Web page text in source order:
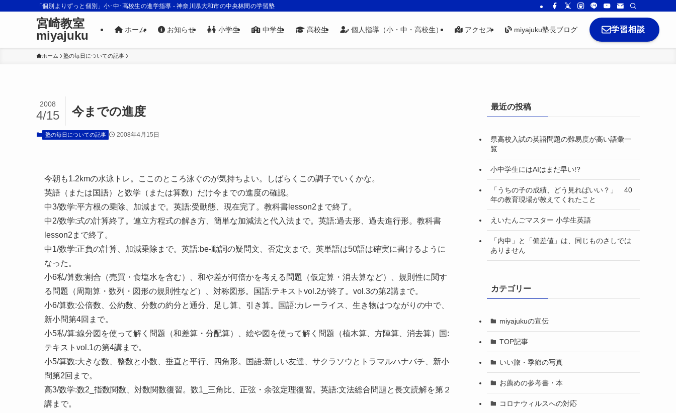
「個別よりずっと個別」小･中･高校生の進学指導 - 神奈川県大和市の中央林間の学習塾
宮崎教室
miyajuku
ホーム お知らせ 小学生 中学生 高校生 個人指導（小・中・高校生） アクセス miyajuku塾長ブログ 学習相談
ホーム 塾の毎日についての記事
今までの進度
2008
4/15
塾の毎日についての記事 2008年4月15日
今朝も1.2kmの水泳トレ。ここのところ泳ぐのが気持ちよい。しばらくこの調子でいくかな。
英語（または国語）と数学（または算数）だけ今までの進度の確認。
中3/数学:平方根の乗除、加減まで。英語:受動態、現在完了。教科書lesson2まで終了。
中2/数学:式の計算終了。連立方程式の解き方、簡単な加減法と代入法まで。英語:過去形、過去進行形。教科書
lesson2まで終了。
中1/数学:正負の計算、加減乗除まで。英語:be-動詞の疑問文、否定文まで。英単語は50語は確実に書けるように
なった。
小6私/算数:割合（売買・食塩水を含む）、和や差が何倍かを考える問題（仮定算・消去算など）、規則性に関す
る問題（周期算・数列・図形の規則性など）、対称図形。国語:テキストvol.2が終了。vol.3の第2講まで。
小6/算数:公倍数、公約数、分数の約分と通分、足し算、引き算。国語:カレーライス、生き物はつながりの中で、
新小問第4回まで。
小5私/算:線分図を使って解く問題（和差算・分配算）、絵や図を使って解く問題（植木算、方陣算、消去算）国:
テキストvol.1の第4講まで。
小5/算数:大きな数、整数と小数、垂直と平行、四角形。国語:新しい友達、サクラソウとトラマルハナバチ、新小
問第2回まで。
高3/数学:数2_指数関数、対数関数復習。数1_三角比、正弦・余弦定理復習。英語:文法総合問題と長文読解を第２
講まで。
最近の投稿
県高校入試の英語問題の難易度が高い語彙一
覧
小中学生にはAIはまだ早い!?
「うちの子の成績、どう見ればいい？」 40
年の教育現場が教えてくれたこと
えいたんごマスター 小学生英語
「内申」と「偏差値」は、同じものさしでは
ありません
カテゴリー
miyajukuの宣伝
TOP記事
いい旅・季節の写真
お薦めの参考書・本
コロナウィルスへの対応